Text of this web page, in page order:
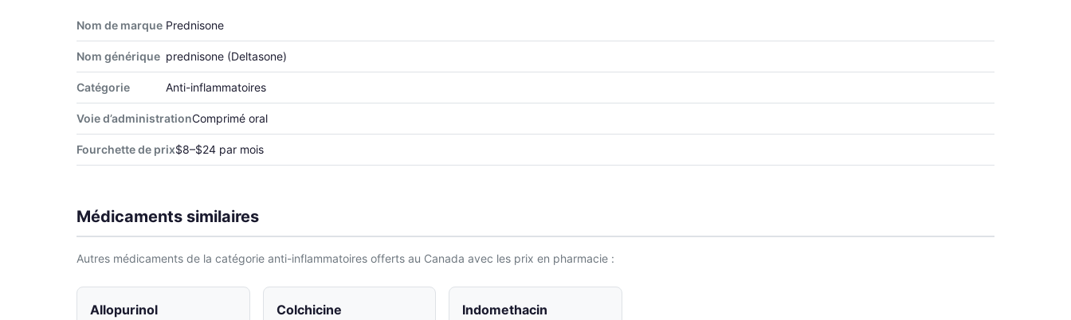
Nom de marque Prednisone
Nom générique prednisone (Deltasone)
Catégorie Anti-inflammatoires
Voie d’administrationComprimé oral
Fourchette de prix$8–$24 par mois
Médicaments similaires
Autres médicaments de la catégorie anti-inflammatoires offerts au Canada avec les prix en pharmacie :
Allopurinol Colchicine Indomethacin